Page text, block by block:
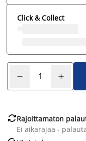
Click & Collect
Rajoittamaton
Ei aikarajaa -